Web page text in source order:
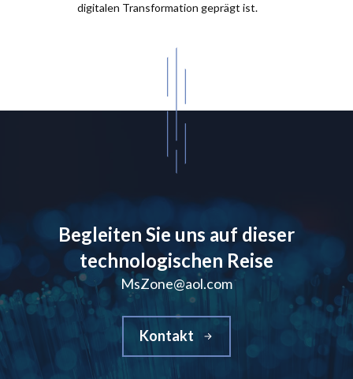
digitalen Transformation geprägt ist.
Begleiten Sie uns auf dieser
technologischen Reise
MsZone@aol.com
Kontakt